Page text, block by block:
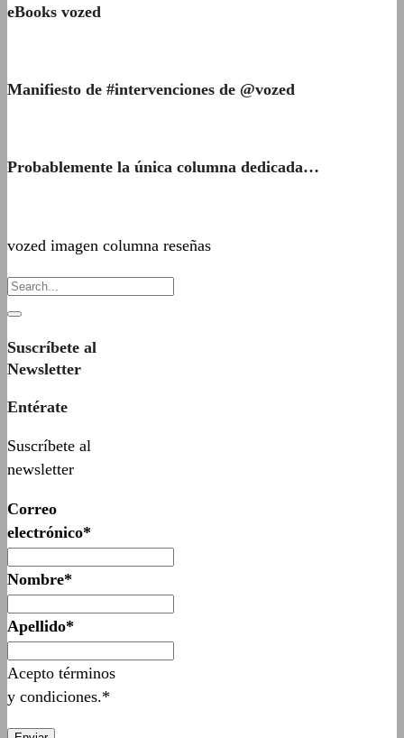
eBooks vozed
Manifiesto de #intervenciones de @vozed
Probablemente la única columna dedicada…
vozed imagen columna reseñas
Suscríbete al
Newsletter
Entérate
Suscríbete al
newsletter
Correo
electrónico*
Nombre*
Apellido*
Acepto términos
y condiciones.*